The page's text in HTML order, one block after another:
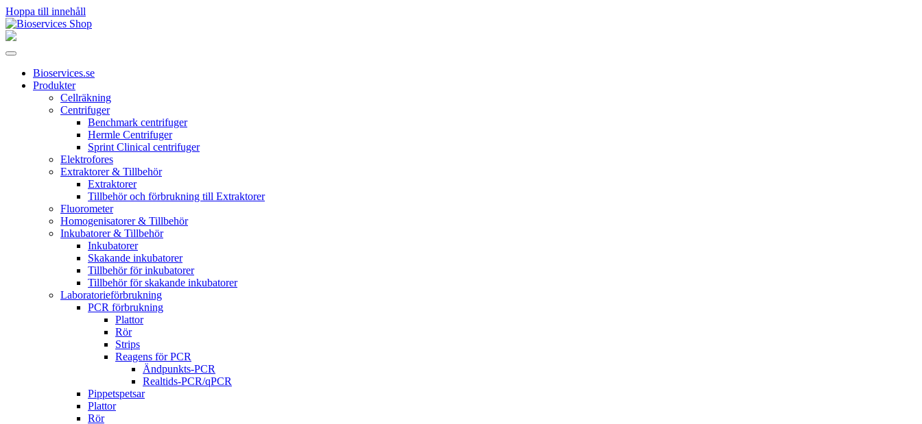
Hoppa till innehåll
Huvudnavigering
Bioservices.se
Produkter
Cellräkning
Centrifuger
Benchmark centrifuger
Hermle Centrifuger
Sprint Clinical centrifuger
Elektrofores
Extraktorer & Tillbehör
Extraktorer
Tillbehör och förbrukning till Extraktorer
Fluorometer
Homogenisatorer & Tillbehör
Inkubatorer & Tillbehör
Inkubatorer
Skakande inkubatorer
Tillbehör för inkubatorer
Tillbehör för skakande inkubatorer
Laboratorieförbrukning
PCR förbrukning
Plattor
Rör
Strips
Reagens för PCR
Ändpunkts-PCR
Realtids-PCR/qPCR
Pippetspetsar
Plattor
Rör